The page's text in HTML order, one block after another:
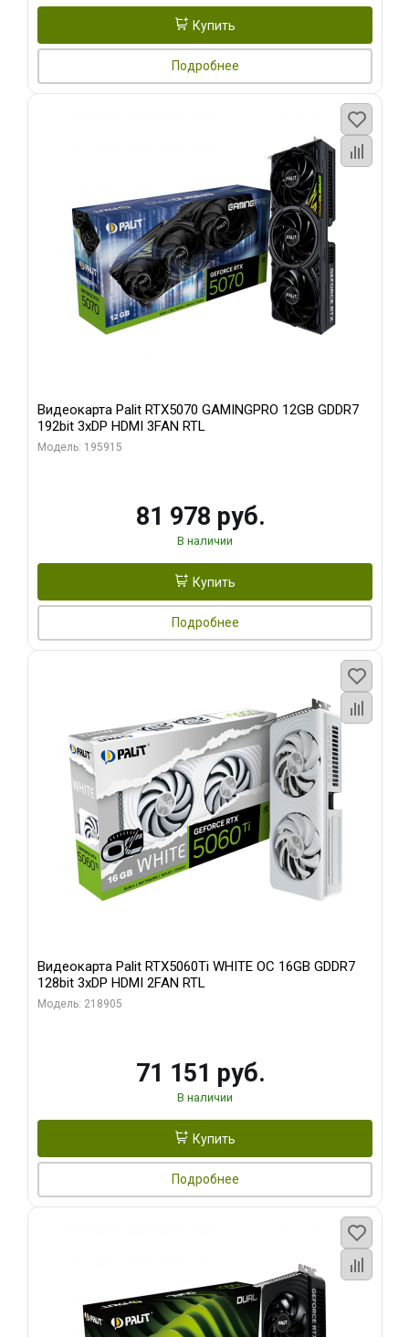
Купить
Подробнее
Видеокарта Palit RTX5070 GAMINGPRO 12GB GDDR7
192bit 3xDP HDMI 3FAN RTL
Модель: 195915
81 978 руб.
В наличии
Купить
Подробнее
Видеокарта Palit RTX5060Ti WHITE OC 16GB GDDR7
128bit 3xDP HDMI 2FAN RTL
Модель: 218905
71 151 руб.
В наличии
Купить
Подробнее